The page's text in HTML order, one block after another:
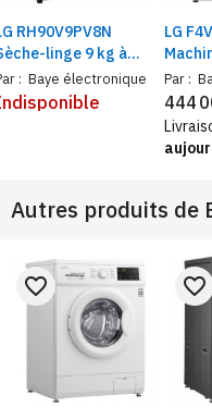
RH90V9PV8N
linge 9 kg à
à chaleur, Dual
ThinQ VCM
: Baye électronique
LG
/
™ |
Par :
444
Autres produits de
favorite_border favorite_border